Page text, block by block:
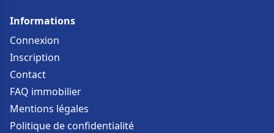
Informations
Connexion
Inscription
Contact
FAQ immobilier
Mentions légales
Politique de confidentialité